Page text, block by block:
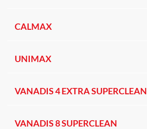
CALMAX
UNIMAX
VANADIS 4 EXTRA SUPERCLEAN
VANADIS 8 SUPERCLEAN